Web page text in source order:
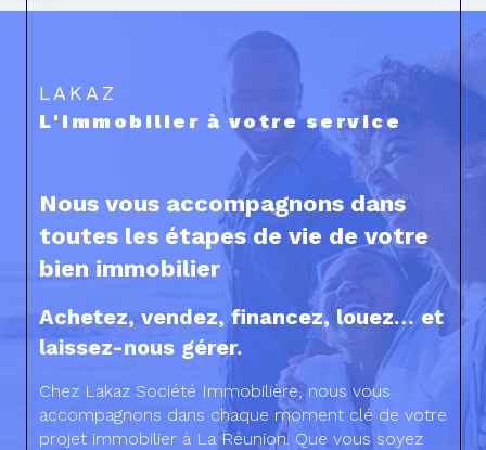
LAKAZ
L'immobilier à votre service
Nous vous accompagnons dans
toutes les étapes de vie de votre
bien immobilier
Achetez, vendez, financez, louez… et
laissez-nous gérer.
Chez Lakaz Société Immobilière, nous vous
accompagnons dans chaque moment clé de votre
projet immobilier à La Réunion. Que vous soyez